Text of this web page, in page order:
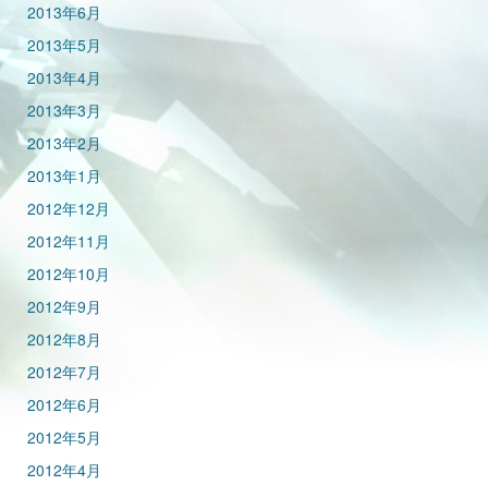
2013年6月
2013年5月
2013年4月
2013年3月
2013年2月
2013年1月
2012年12月
2012年11月
2012年10月
2012年9月
2012年8月
2012年7月
2012年6月
2012年5月
2012年4月